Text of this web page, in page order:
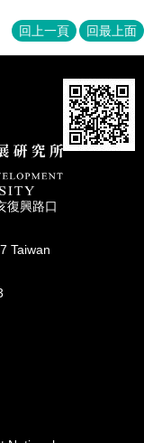
回上一頁 回最上面
復興路⼝
Taiwan